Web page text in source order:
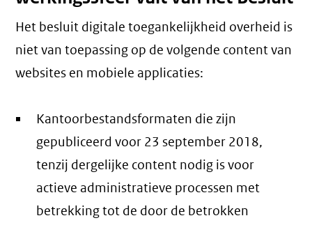
Het besluit digitale toegankelijkheid overheid is
niet van toepassing op de volgende content van
websites en mobiele applicaties:
Kantoorbestandsformaten die zijn
gepubliceerd voor 23 september 2018,
tenzij dergelijke content nodig is voor
actieve administratieve processen met
betrekking tot de door de betrokken